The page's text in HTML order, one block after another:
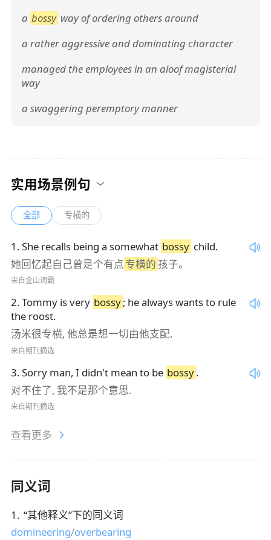
a bossy way of ordering others around
a rather aggressive and dominating character
managed the employees in an aloof magisterial
way
a swaggering peremptory manner
实用场景例句
全部 专横的
1 .She recalls being a somewhat bossy child.
她回忆起自己曾是个有点专横的孩子。
来自金山词霸
2.Tommy is very bossy; he always wants to rule
the roost.
汤米很专横, 他总是想一切由他支配.
来自期刊摘选
3.Sorry man, I didn't mean to be bossy.
对不住了, 我不是那个意思.
来自期刊摘选
查看更多
同义词
1 . “其他释义”下的同义词
domineering/overbearing